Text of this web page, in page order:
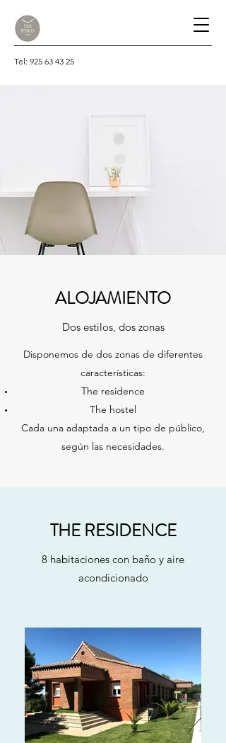
Tel: 925 63 43 25
ALOJAMIENTO
Dos estilos, dos zonas
Disponemos de dos zonas de diferentes
características:
The residence
The hostel
Cada una adaptada a un tipo de público,
según las necesidades.
THE RESIDENCE
8 habitaciones con baño y aire
acondicionado